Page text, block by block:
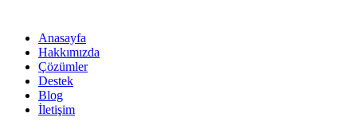
Anasayfa
Hakkımızda
Çözümler
Destek
Blog
İletişim